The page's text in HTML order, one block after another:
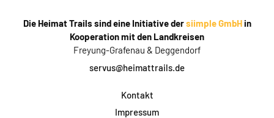
Die Heimat Trails sind eine Initiative dersiimple GmbHin
Kooperation mit den Landkreisen
Freyung-Grafenau & Deggendorf
servus@heimattrails.de
Kontakt
Impressum